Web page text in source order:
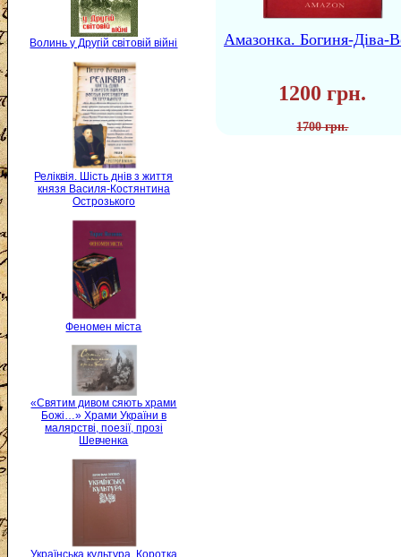
Волинь у Другій світовій війні
Реліквія. Шість днів з життя
князя Василя-Костянтина
Острозького
Феномен міста
«Святим дивом сяють храми
Божі…» Храми України в
малярстві, поезії, прозі
Шевченка
Українська культура. Коротка
Амазонка. Богиня-Діва-
1200 грн.
1700 грн.